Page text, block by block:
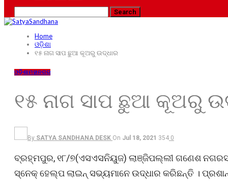
Home
ଓଡ଼ିଶା
୧୫ ନାଗ ସାପ ଛୁଆ କୂଅରୁ ଉଦ୍ଧାର
ଓଡ଼ିଶାମହାନଗର
୧୫ ନାଗ ସାପ ଛୁଆ କୂଅରୁ
By SATYA SANDHANA DESK On Jul 18, 2021 354 0
ବ୍ରହ୍ମପୁର, ୧୮/୭(ଏସଏସନିୟୁଜ) ଲାଞ୍ଜିପଲ୍ଲୀ ଗଣେଶ
ସ୍ନେକ୍ ହେଲ୍‌ପ ଲାଇନ୍ ସଭ୍ୟମାନେ ଉଦ୍ଧାର କରିଛନ୍ତି ।